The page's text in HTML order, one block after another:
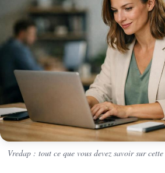
Vredap : tout ce que vous devez savoir sur